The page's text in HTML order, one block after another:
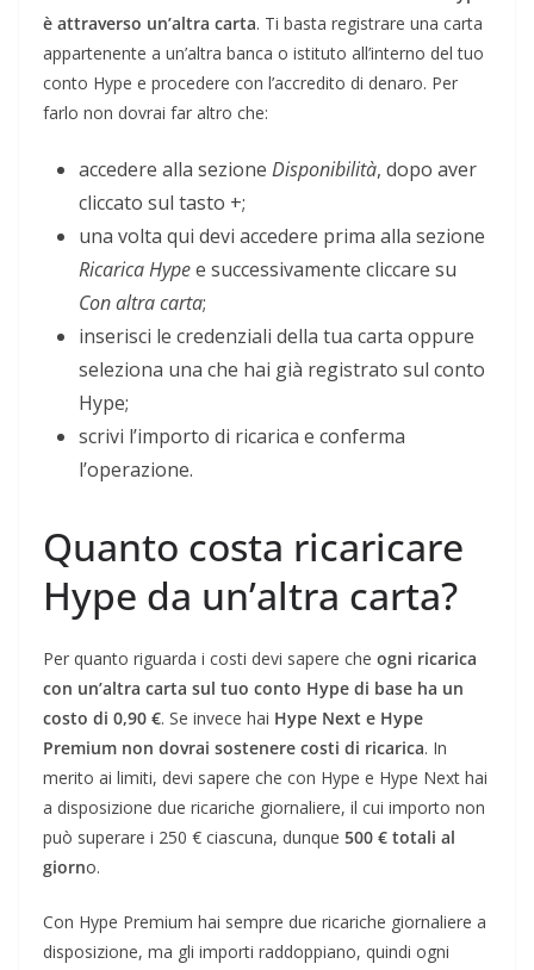
è attraverso un’altra carta. Ti basta registrare una carta
appartenente a un’altra banca o istituto all’interno del tuo
conto Hype e procedere con l’accredito di denaro. Per
farlo non dovrai far altro che:
accedere alla sezione Disponibilità, dopo aver
cliccato sul tasto +;
una volta qui devi accedere prima alla sezione
Ricarica Hypee successivamente cliccare su
Con altra carta;
inserisci le credenziali della tua carta oppure
seleziona una che hai già registrato sul conto
Hype;
scrivi l’importo di ricarica e conferma
l’operazione.
Quanto costa ricaricare
Hype da un’altra carta?
Per quanto riguarda i costi devi sapere che ogni ricarica
con un’altra carta sul tuo conto Hype di base ha un
costo di 0,90 €. Se invece hai Hype Next e Hype
Premium non dovrai sostenere costi di ricarica. In
merito ai limiti, devi sapere che con Hype e Hype Next hai
a disposizione due ricariche giornaliere, il cui importo non
può superare i 250 € ciascuna, dunque 500 € totali al
giorno.
Con Hype Premium hai sempre due ricariche giornaliere a
disposizione, ma gli importi raddoppiano, quindi ogni